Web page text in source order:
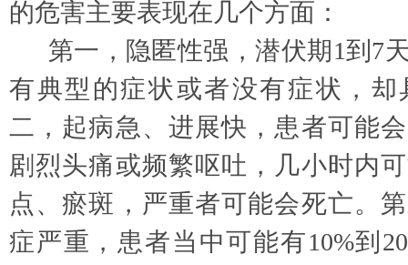
的危害主要表现在几个方面：
第一，隐匿性强，潜伏期 1到7
有典型的症状或者没有症状，却
二，起病急、进展快，患者可能
剧烈头痛或频繁呕吐，几小时内
点、瘀斑，严重者可能会死亡。
症严重，患者当中可能有10%到